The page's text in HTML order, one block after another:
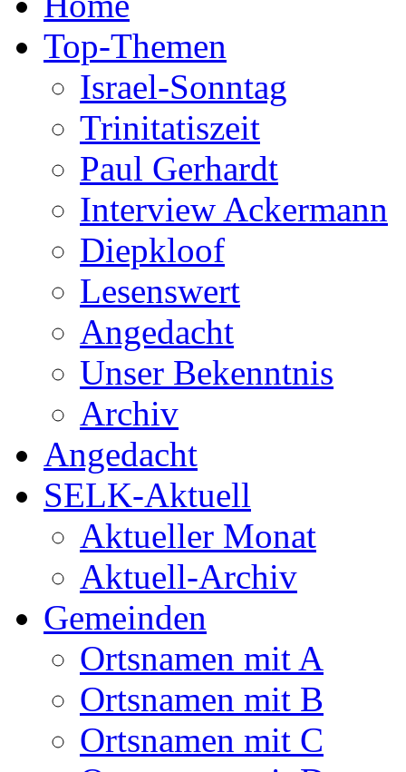
Top-Themen
Israel-Sonntag
Trinitatiszeit
Paul Gerhardt
Interview Ackermann
Diepkloof
Lesenswert
Angedacht
Unser Bekenntnis
Archiv
Angedacht
SELK-Aktuell
Aktueller Monat
Aktuell-Archiv
Gemeinden
Ortsnamen mit A
Ortsnamen mit B
Ortsnamen mit C